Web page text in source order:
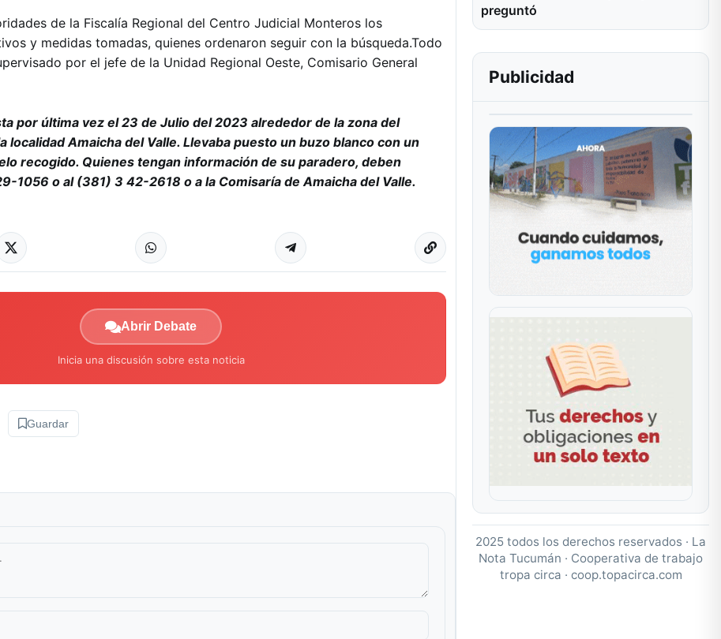
de la Fiscalía Regional del Centro Judicial Monteros los
y medidas tomadas, quienes ordenaron seguir con la búsqueda.Todo
por el jefe de la Unidad Regional Oeste, Comisario General
por última vez el 23 de Julio del 2023 alrededor de la zona del
localidad Amaicha del Valle. Llevaba puesto un buzo blanco con un
recogido. Quienes tengan información de su paradero, deben
1056 o al (381) 3 42-2618 o a la Comisaría de Amaicha del Valle.
Abrir Debate
Inicia una discusión sobre esta noticia
Guardar
preguntó
Publicidad
2025 todos los derechos reservados · La
Nota Tucumán · Cooperativa de trabajo
tropa circa · coop.topacirca.com